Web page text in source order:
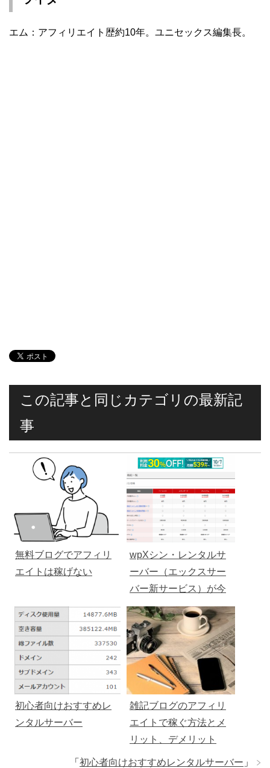
エム：アフィリエイト歴約10年。ユニセックス編集長。
この記事と同じカテゴリの最新記
事
無料ブログでアフィリ
エイトは稼げない
wpXシン・レンタルサ
ーバー（エックスサー
バー新サービス）が今
からする人はおすすめ
かな。
初心者向けおすすめレ
ンタルサーバー
雑記ブログのアフィリ
エイトで稼ぐ方法とメ
リット、デメリット
「 初心者向けおすすめレンタルサーバー 」